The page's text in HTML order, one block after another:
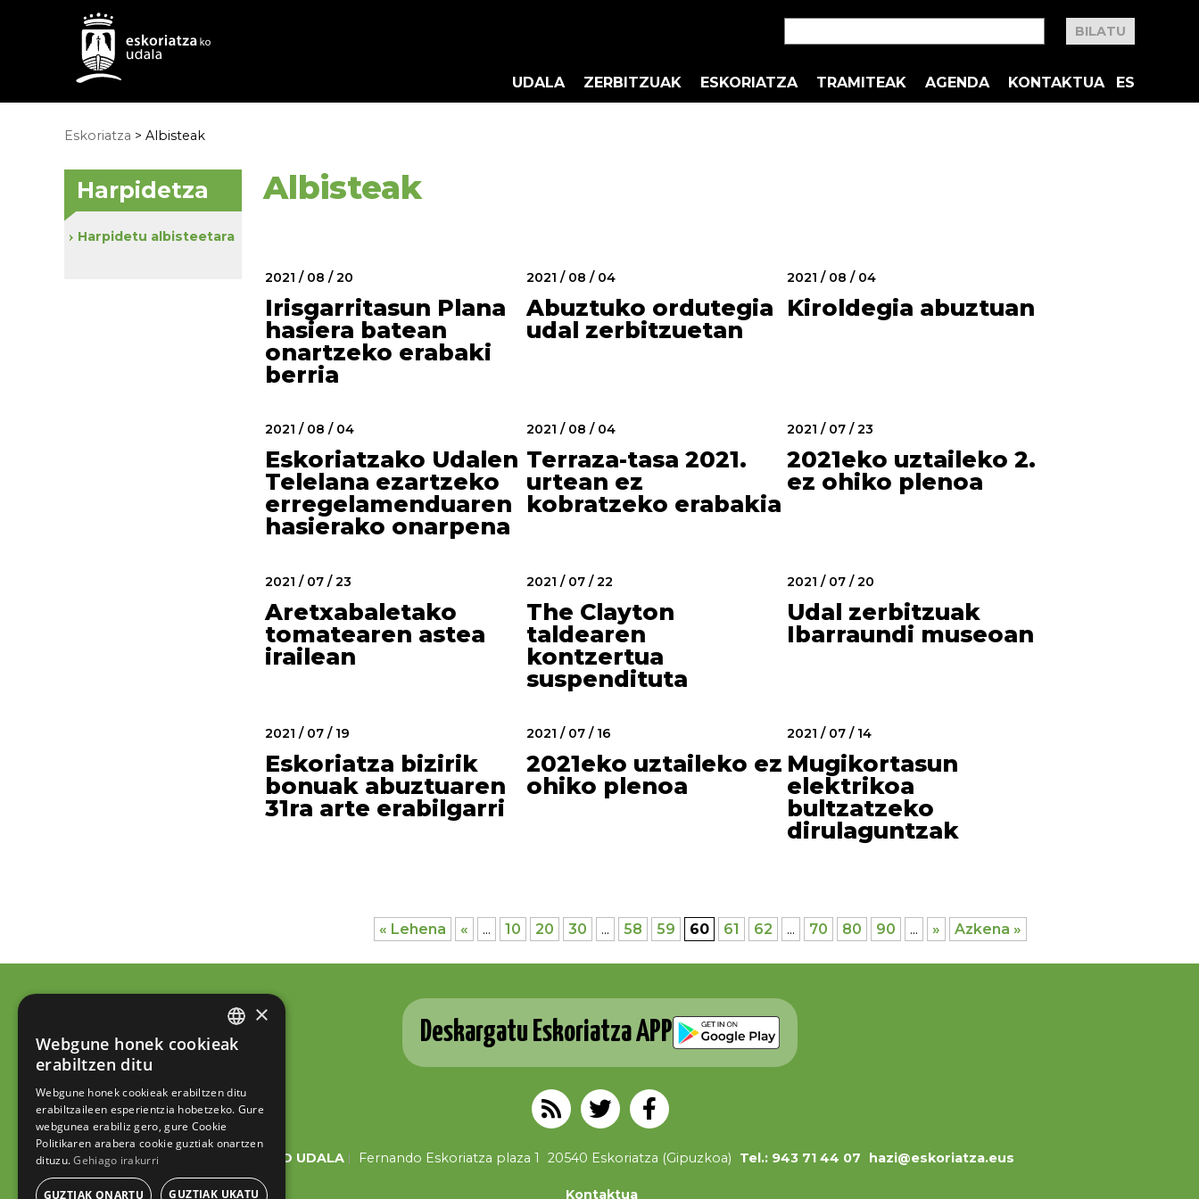
UDALA ZERBITZUAK ESKORIATZA TRAMITEAK AGENDA KONTAKTUA ES
Eskoriatza > Albisteak
Albisteak
2021 / 08 / 20
Irisgarritasun Plana
hasiera batean
onartzeko erabaki
berria
2021 / 08 / 04
Abuztuko ordutegia
udal zerbitzuetan
2021 / 08 / 04
Kiroldegia abuztuan
2021 / 08 / 04
Eskoriatzako Udalen
Telelana ezartzeko
erregelamenduaren
hasierako onarpena
2021 / 08 / 04
Terraza-tasa 2021.
urtean ez
kobratzeko erabakia
2021 / 07 / 23
2021eko uztaileko 2.
ez ohiko plenoa
2021 / 07 / 23
Aretxabaletako
tomatearen astea
irailean
2021 / 07 / 22
The Clayton
taldearen
kontzertua
suspendituta
2021 / 07 / 20
Udal zerbitzuak
Ibarraundi museoan
2021 / 07 / 19
Eskoriatza bizirik
bonuak abuztuaren
31ra arte erabilgarri
2021 / 07 / 16
2021eko uztaileko ez
ohiko plenoa
2021 / 07 / 14
Mugikortasun
elektrikoa
bultzatzeko
dirulaguntzak
« Lehena « ... 10 20 30 ... 58 59 60 61 62 ... 70 80 90 ... » Azkena »
Harpidetza
Harpidetu albisteetara
Deskargatu Eskoriatza APP
ESKORIATZAKO UDALA Fernando Eskoriatza plaza 1 20540 Eskoriatza (Gipuzkoa) Tel.: 943 71 44 07 hazi@eskoriatza.eus
Kontaktua
BASQUE
SPANISH
×
Webgune honek cookieak
erabiltzen ditu
Webgune honek cookieak erabiltzen ditu
erabiltzaileen esperientzia hobetzeko. Gure
webgunea erabiliz gero, gure Cookie
Politikaren arabera cookie guztiak onartzen
dituzu. Gehiago irakurri
GUZTIAK ONARTU GUZTIAK UKATU